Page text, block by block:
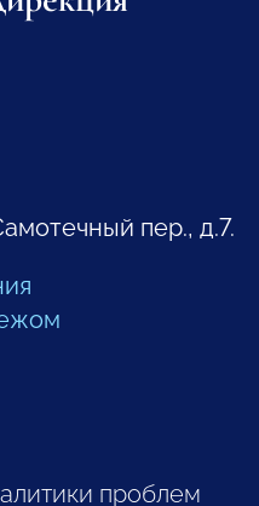
пер., д.7.
проблем